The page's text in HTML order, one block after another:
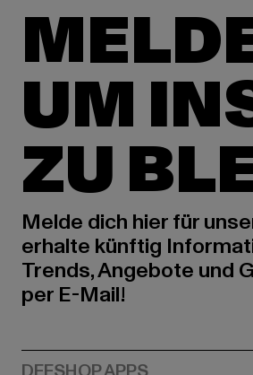
UM
ZU
Melde dich hier für
erhalte künftig
Trends, Angebote und
per E-Mail!